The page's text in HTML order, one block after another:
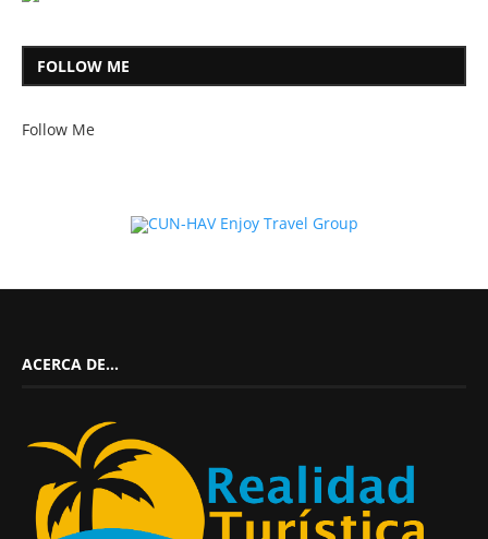
FOLLOW ME
Follow Me
ACERCA DE…